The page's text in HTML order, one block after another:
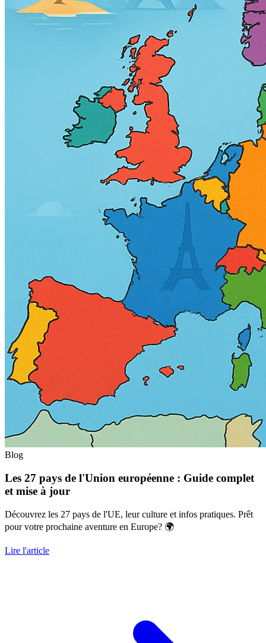
Blog
Les 27 pays de l'Union européenne : Guide complet
et mise à jour
Découvrez les 27 pays de l'UE, leur culture et infos pratiques. Prêt
pour votre prochaine aventure en Europe? 🌍
Lire l'article